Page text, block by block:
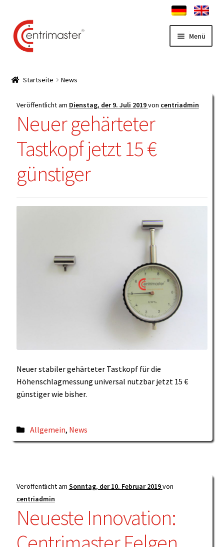
Zur
Navigation
springen
Zum
Inhalt
springen
Menü
Zentrierständer Shop
Service
Kontakt
Startseite News
Veröffentlicht am Dienstag, der 9. Juli 2019von centriadmin
Neuer gehärteter
Tastkopf jetzt 15 €
günstiger
Neuer stabiler gehärteter Tastkopf für die
Höhenschlagmessung universal nutzbar jetzt 15 €
günstiger wie bisher.
Veröffentlicht
in
Allgemein, News
Veröffentlicht am Sonntag, der 10. Februar 2019von
centriadmin
Neueste Innovation: